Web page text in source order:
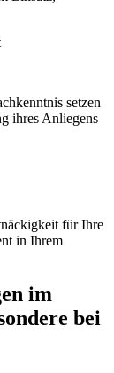
setzen
ihres Anliegens
für Ihre
in Ihrem
im
bei